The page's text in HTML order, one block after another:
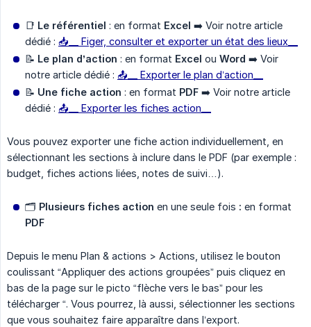
📑 Le référentiel : en format Excel ➡️ Voir notre article
dédié : 📥__ Figer, consulter et exporter un état des lieux__
📝 Le plan d’action : en format Excel ou Word ➡️ Voir
notre article dédié : 📤__ Exporter le plan d’action__
📝 Une fiche action : en format PDF ➡️ Voir notre article
dédié : 📤 __ Exporter les fiches action__
Vous pouvez exporter une fiche action individuellement, en
sélectionnant les sections à inclure dans le PDF (par exemple :
budget, fiches actions liées, notes de suivi…).
🗂️ Plusieurs fiches action en une seule fois : en format
PDF
Depuis le menu Plan & actions > Actions, utilisez le bouton
coulissant “Appliquer des actions groupées” puis cliquez en
bas de la page sur le picto “flèche vers le bas” pour les
télécharger “. Vous pourrez, là aussi, sélectionner les sections
que vous souhaitez faire apparaître dans l’export.